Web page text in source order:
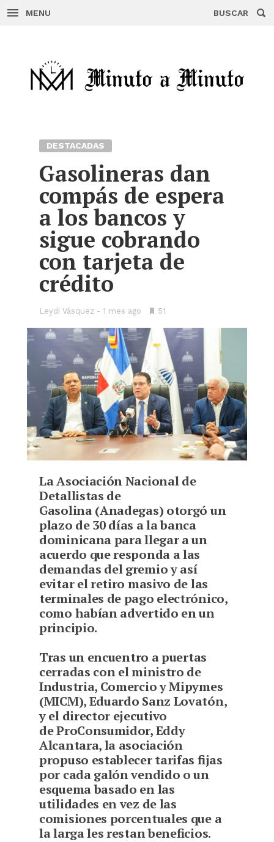
MENU BUSCAR
DESTACADAS
Gasolineras dan
compás de espera
a los bancos y
sigue cobrando
con tarjeta de
crédito
Leydi Vásquez 1 mes ago
•51
La Asociación Nacional de
Detallistas de
Gasolina (Anadegas) otorgó un
plazo de 30 días a la banca
dominicana para llegar a un
acuerdo que responda a las
demandas del gremio y así
evitar el retiro masivo de las
terminales de pago electrónico,
como habían advertido en un
principio.
Tras un encuentro a puertas
cerradas con el ministro de
Industria, Comercio y Mipymes
(MICM), Eduardo Sanz Lovatón,
y el director ejecutivo
de ProConsumidor, Eddy
Alcantara, la asociación
propuso establecer tarifas fijas
por cada galón vendido o un
esquema basado en las
utilidades en vez de las
comisiones porcentuales que a
la larga les restan beneficios.